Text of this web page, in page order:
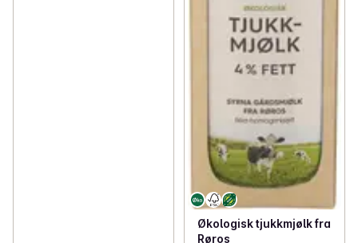
Økologisk tjukkmjølk fra
Røros